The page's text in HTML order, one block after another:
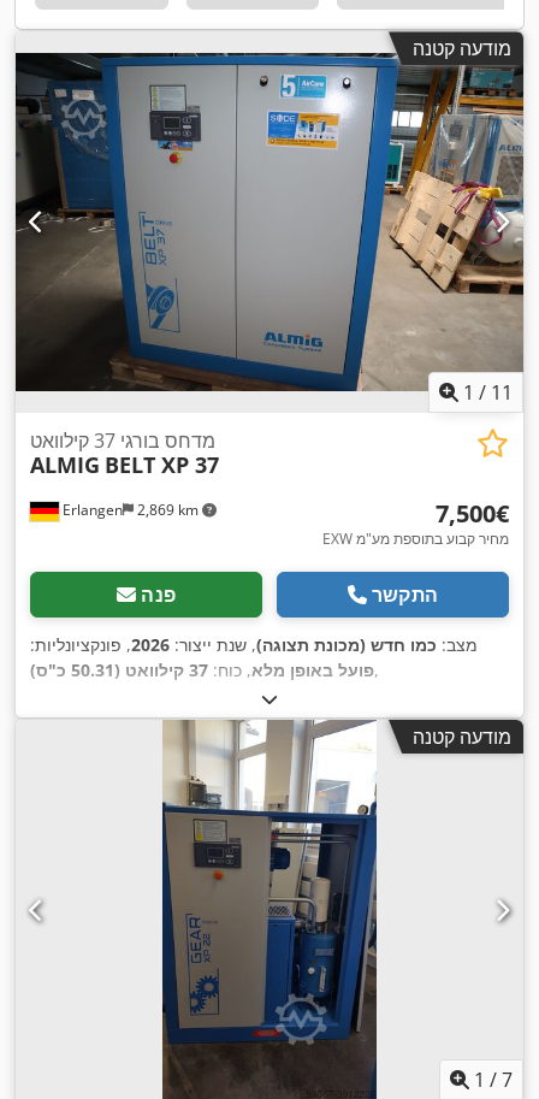
מודעה קטנה
1 / 11
Erlangen 2,869 km
מדחס בורגי 37 קילוואט
ALMIG BELT XP 37
‏7,500 ‏€
EXW מחיר קבוע בתוספת מע"מ
פנה התקשר
מצב: כמו חדש (מכונת תצוגה), שנת ייצור: 2026, פונקציונליות:
פועל באופן מלא, כוח: 37 קילוואט (50.31 כ"ס) ,
מודעה קטנה
1 /7